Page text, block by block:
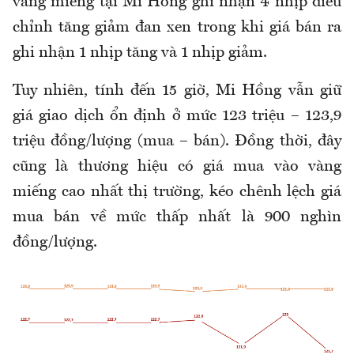
chỉnh tăng giảm đan xen trong khi giá bán ra
ghi nhận 1 nhịp tăng và 1 nhịp giảm.
Tuy nhiên, tính đến 15 giờ, Mi Hồng vẫn giữ
giá giao dịch ổn định ở mức 123 triệu – 123,9
triệu đồng/lượng (mua – bán). Đồng thời, đây
cũng là thương hiệu có giá mua vào vàng
miếng cao nhất thị trường, kéo chênh lệch giá
mua bán về mức thấp nhất là 900 nghìn
đồng/lượng.